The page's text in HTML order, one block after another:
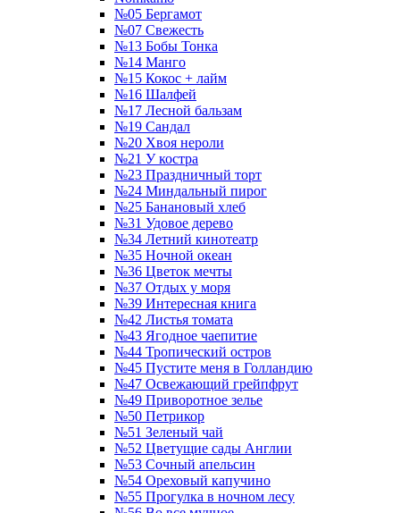
№05 Бергамот
№07 Свежесть
№13 Бобы Тонка
№14 Манго
№15 Кокос + лайм
№16 Шалфей
№17 Лесной бальзам
№19 Сандал
№20 Хвоя нероли
№21 У костра
№23 Праздничный торт
№24 Миндальный пирог
№25 Банановый хлеб
№31 Удовое дерево
№34 Летний кинотеатр
№35 Ночной океан
№36 Цветок мечты
№37 Отдых у моря
№39 Интересная книга
№42 Листья томата
№43 Ягодное чаепитие
№44 Тропический остров
№45 Пустите меня в Голландию
№47 Освежающий грейпфрут
№49 Приворотное зелье
№50 Петрикор
№51 Зеленый чай
№52 Цветущие сады Англии
№53 Сочный апельсин
№54 Ореховый капучино
№55 Прогулка в ночном лесу